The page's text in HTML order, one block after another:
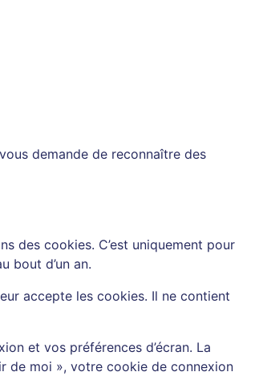
demande de reconnaître des
des cookies. C’est uniquement pour
bout d’un an.
accepte les cookies. Il ne contient
et vos préférences d’écran. La
de moi », votre cookie de connexion